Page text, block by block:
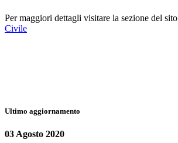
Per maggiori dettagli visitare la sezione del sito
Civile
Ultimo aggiornamento
03 Agosto 2020